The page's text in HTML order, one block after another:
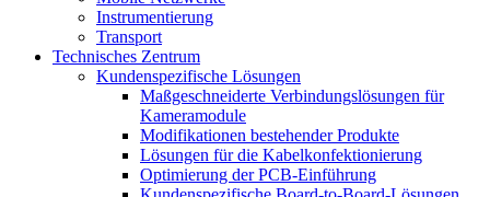
Instrumentierung
Transport
Technisches Zentrum
Kundenspezifische Lösungen
Maßgeschneiderte Verbindungslösungen für
Kameramodule
Modifikationen bestehender Produkte
Lösungen für die Kabelkonfektionierung
Optimierung der PCB-Einführung